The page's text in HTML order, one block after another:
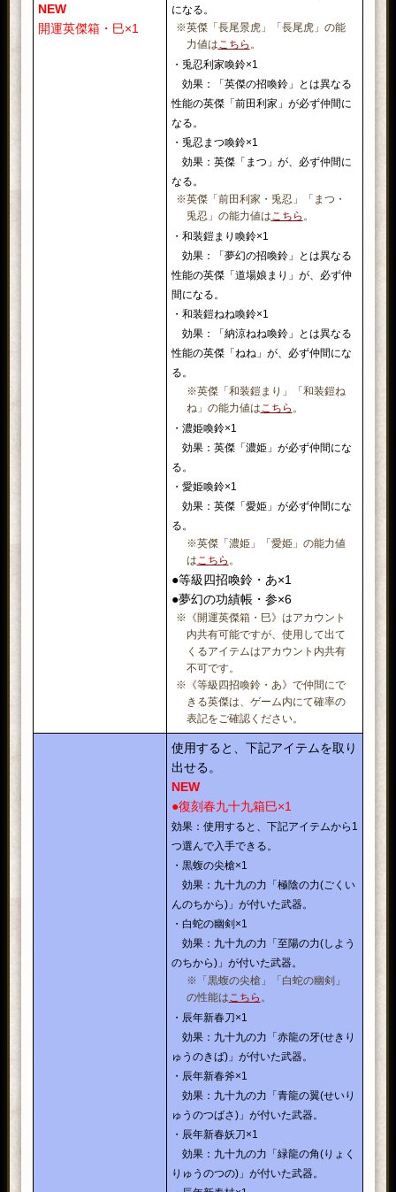
NEW
開運英傑箱・巳×1
になる。
※英傑「長尾景虎」「長尾虎」の能
力値はこちら 。
・兎忍利家喚鈴×1
効果：「英傑の招喚鈴」とは異なる
性能の英傑「前田利家」が必ず仲間に
なる。
・兎忍まつ喚鈴×1
効果：英傑「まつ」が、必ず仲間に
なる。
※英傑「前田利家・兎忍」「まつ・
兎忍」の能力値はこちら 。
・和装鎧まり喚鈴×1
効果：「夢幻の招喚鈴」とは異なる
性能の英傑「道場娘まり」が、必ず仲
間になる。
・和装鎧ねね喚鈴×1
効果：「納涼ねね喚鈴」とは異なる
性能の英傑「ねね」が、必ず仲間にな
る。
※英傑「和装鎧まり」「和装鎧ね
ね」の能力値は こちら 。
・濃姫喚鈴×1
効果：英傑「濃姫」が必ず仲間にな
る。
・愛姫喚鈴×1
効果：英傑「愛姫」が必ず仲間にな
る。
※英傑「濃姫」「愛姫」の能力値
は こちら 。
●等級四招喚鈴・あ×1
●夢幻の功績帳・参×6
※《開運英傑箱・巳》はアカウント
内共有可能ですが、使用して出て
くるアイテムはアカウント内共有
不可です。
※《等級四招喚鈴・あ》で仲間にで
きる英傑は、ゲーム内にて確率の
表記をご確認ください。
使用すると、下記アイテムを取り
出せる。
NEW
●復刻春九十九箱巳×1
効果：使用すると、下記アイテムから1
つ選んで入手できる。
・黒蝮の尖槍×1
効果：九十九の力「極陰の力(ごくい
んのちから)」が付いた武器。
・白蛇の幽剣×1
効果：九十九の力「至陽の力(しよう
のちから)」が付いた武器。
※「黒蝮の尖槍」「白蛇の幽剣」
の性能はこちら 。
​・辰年新春刀×1
効果：九十九の力「赤龍の牙(せきり
ゅうのきば)」が付いた武器。
・辰年新春斧×1
効果：九十九の力「青龍の翼(せいり
ゅうのつばさ)」が付いた武器。
・辰年新春妖刀×1
効果：九十九の力「緑龍の角(りょく
りゅうのつの)」が付いた武器。